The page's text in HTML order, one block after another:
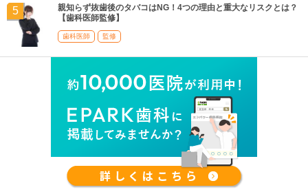
親知らず抜歯後のタバコはNG！4つの理由と重大なリスクとは？
【歯科医師監修】
歯科医師 監修